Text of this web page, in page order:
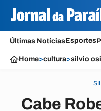
Últimas NotíciasEsportes
Home>cultura>silvio
Cabe